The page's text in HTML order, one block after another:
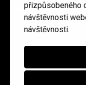
přizpůsobeného
návštěvnosti
návštěvnosti.